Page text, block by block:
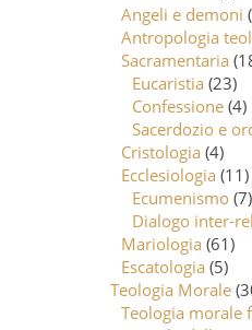
Angeli e demoni
Antropologia
Sacramentaria
Eucaristia (23)
Confessione (4)
Sacerdozio e
Cristologia (4)
Ecclesiologia (11)
Ecumenismo (7)
Dialogo inter-
Mariologia (61)
Escatologia (5)
Teologia Morale
Teologia morale